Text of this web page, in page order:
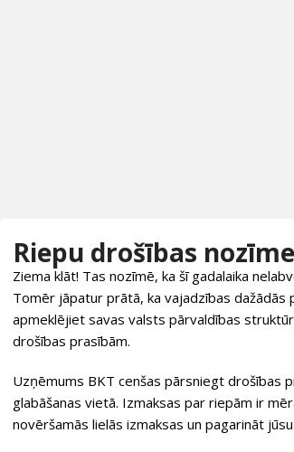
Riepu drošības
Ziema klāt! Tas nozīmē, ka šī gadalaika
Tomēr jāpatur prātā, ka vajadzības dažādās
apmeklējiet savas valsts pārvaldības
drošības prasībām.
Uzņēmums BKT cenšas pārsniegt drošības
glabāšanas vietā. Izmaksas par riepām ir
novēršamās lielās izmaksas un pagarināt